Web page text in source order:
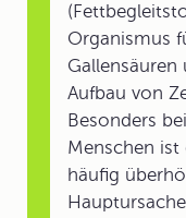
Organismus
Aufbau von
Besonders
Menschen
häufig